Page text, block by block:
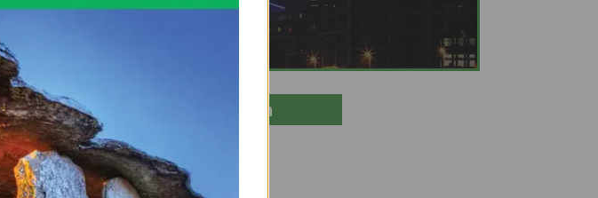
ut labore et
nisi ut aliquip ex
cillum dolore eu
Location